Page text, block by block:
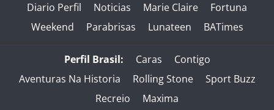
Diario Perfil Noticias Marie Claire
Fortuna
Weekend
Parabrisas Lunateen BATimes
Perfil Brasil: Caras
Contigo
Aventuras Na Historia
Rolling Stone
Sport Buzz
Recreio
Maxima